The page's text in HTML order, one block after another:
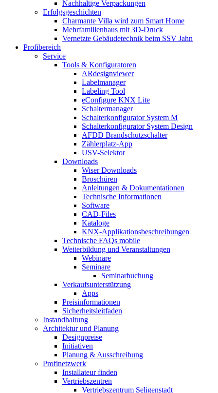
Nachhaltige Verpackungen
Erfolgsgeschichten
Charmante Villa wird zum Smart Home
Mehrfamilienhaus mit 3D-Druck
Vernetzte Gebäudetechnik beim SSV Jahn
Profibereich
Service
Tools & Konfiguratoren
ARdesignviewer
Labelmanager
Labeling Tool
eConfigure KNX Lite
Schaltermanager
Schalterkonfigurator System M
Schalterkonfigurator System Design
AFDD Brandschutzschalter
Zählerplatz-App
USV-Selektor
Downloads
Wiser Downloads
Broschüren
Anleitungen & Dokumentationen
Technische Informationen
Software
CAD-Files
Kataloge
KNX-Applikationsbeschreibungen
Technische FAQs mobile
Weiterbildung und Veranstaltungen
Webinare
Seminare
Seminarbuchung
Verkaufsunterstützung
Apps
Preisinformationen
Sicherheitsleitfaden
Instandhaltung
Architektur und Planung
Designpreise
Initiativen
Planung & Ausschreibung
Profinetzwerk
Installateur finden
Vertriebszentren
Vertriebszentrum Seligenstadt